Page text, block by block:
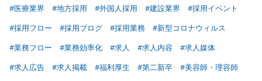
#医療業界
#地方採用 #外国人採用 #建設業界
#採用イベント
#採用フロー
#採用ブログ #採用業務
#新型コロナウィルス
#業務フロー
#業務効率化 #求人 #求人内容
#求人媒体
#求人広告
#求人掲載 #福利厚生 #第二新卒
#美容師・理容師